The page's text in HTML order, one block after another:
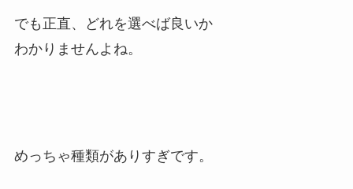
でも正直、どれを選べば良いか
わかりませんよね。
めっちゃ種類がありすぎです。